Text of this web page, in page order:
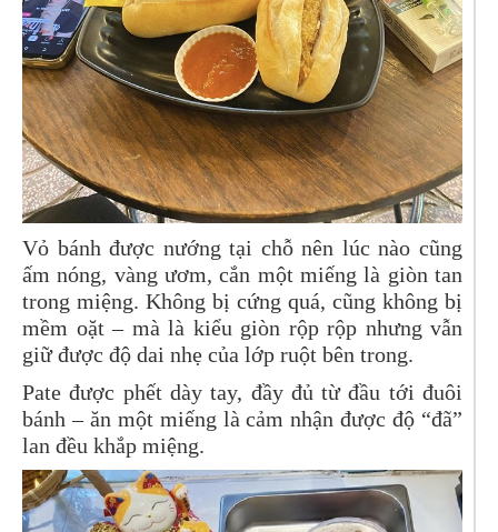
Vỏ bánh được nướng tại chỗ nên lúc nào cũng
ấm nóng, vàng ươm, cắn một miếng là giòn tan
trong miệng. Không bị cứng quá, cũng không bị
mềm oặt – mà là kiểu giòn rộp rộp nhưng vẫn
giữ được độ dai nhẹ của lớp ruột bên trong.
Pate được phết dày tay, đầy đủ từ đầu tới đuôi
bánh – ăn một miếng là cảm nhận được độ “đã”
lan đều khắp miệng.